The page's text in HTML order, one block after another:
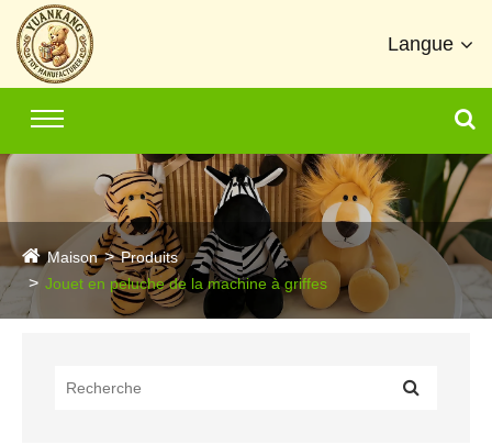
Langue
Maison
Produits
Jouet en peluche de la machine à griffes